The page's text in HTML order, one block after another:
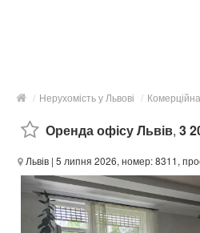
/ Нерухомість у Львові /
Оренда офісу Львів, 3
Львів | 5 липня 2026, номер: 8311,